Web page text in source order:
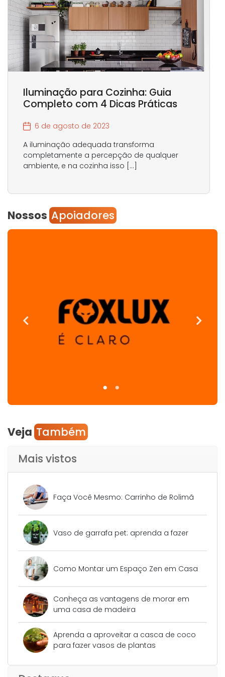
Iluminação para Cozinha: Guia
Completo com 4 Dicas Práticas
6 de agosto de 2023
A iluminação adequada transforma
completamente a percepção de qualquer
ambiente, e na cozinha isso […]
Nossos Apoiadores
Veja Também
Mais vistos
Faça Você Mesmo: Carrinho de Rolimã
Vaso de garrafa pet: aprenda a fazer
Como Montar um Espaço Zen em Casa
Conheça as vantagens de morar em
uma casa de madeira
Aprenda a aproveitar a casca de coco
para fazer vasos de plantas